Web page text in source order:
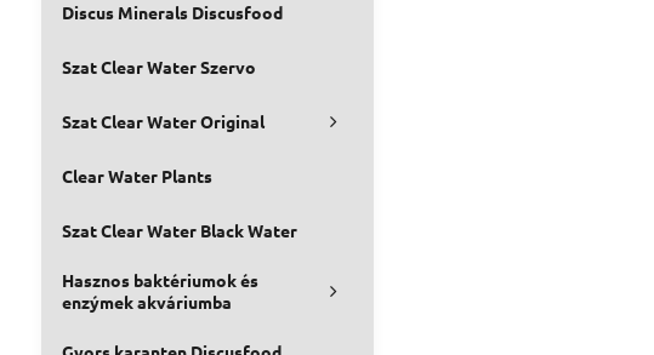
Discus Minerals Discusfood
Szat Clear Water Szervo
Szat Clear Water Original
Clear Water Plants
Szat Clear Water Black Water
Hasznos baktériumok és
enzýmek akváriumba